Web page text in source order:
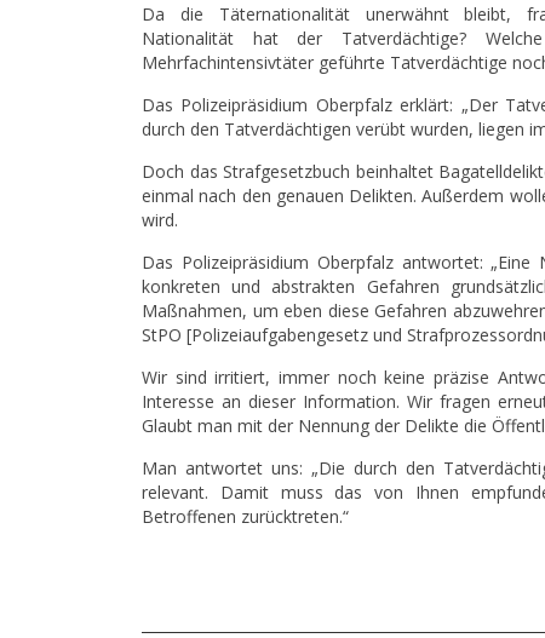
Da die Täternationalität unerwähnt bleibt,
Nationalität hat der Tatverdächtige?
Mehrfachintensivtäter geführte Tatverdächtige
Das Polizeipräsidium Oberpfalz erklärt: „Der
durch den Tatverdächtigen verübt wurden, liegen
Doch das Strafgesetzbuch beinhaltet
einmal nach den genauen Delikten. Außerdem
wird.
Das Polizeipräsidium Oberpfalz antwortet:
konkreten und abstrakten Gefahren
Maßnahmen, um eben diese Gefahren
StPO [Polizeiaufgabengesetz und
Wir sind irritiert, immer noch keine präzise
Interesse an dieser Information. Wir fragen
Glaubt man mit der Nennung der Delikte die
Man antwortet uns: „Die durch den
relevant. Damit muss das von Ihnen
Betroffenen zurücktreten.“